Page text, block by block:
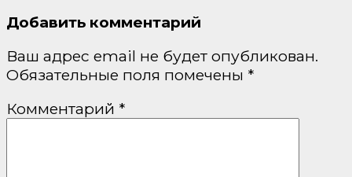
Добавить комментарий
Ваш адрес email не будет опубликован.
Обязательные поля помечены *
Комментарий *